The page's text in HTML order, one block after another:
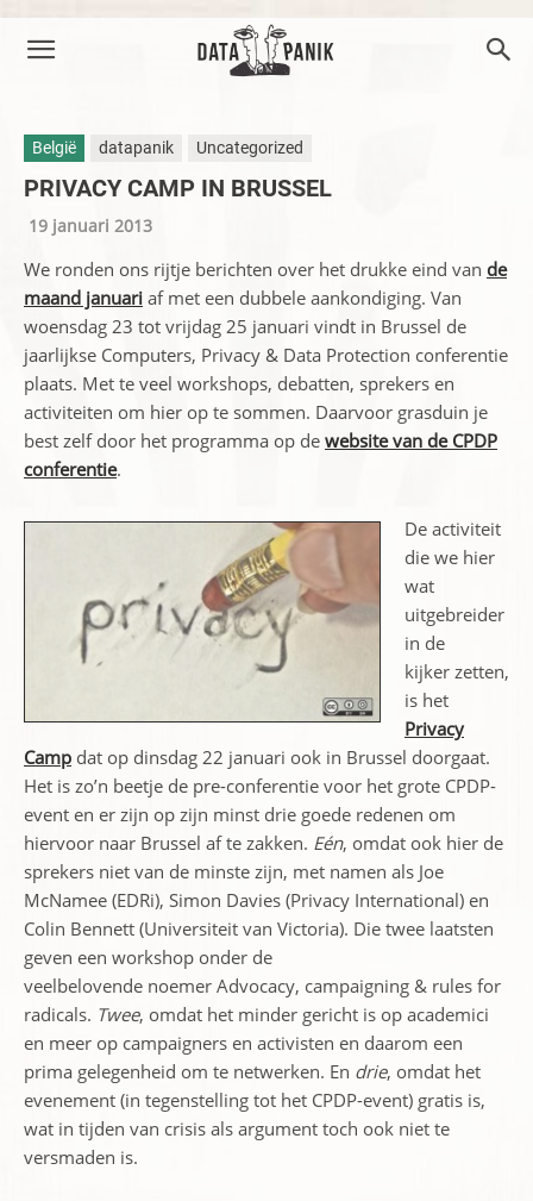
België datapanik Uncategorized
PRIVACY CAMP IN BRUSSEL
19 januari 2013
We ronden ons rijtje berichten over het drukke eind van de
maand januari af met een dubbele aankondiging. Van
woensdag 23 tot vrijdag 25 januari vindt in Brussel de
jaarlijkse Computers, Privacy & Data Protection conferentie
plaats. Met te veel workshops, debatten, sprekers en
activiteiten om hier op te sommen. Daarvoor grasduin je
best zelf door het programma op de website van de CPDP
conferentie.
De activiteit
die we hier
wat
uitgebreider
in de
kijker zetten,
is het
Privacy
Camp dat op dinsdag 22 januari ook in Brussel doorgaat.
Het is zo’n beetje de pre-conferentie voor het grote CPDP-
event en er zijn op zijn minst drie goede redenen om
hiervoor naar Brussel af te zakken. Eén, omdat ook hier de
sprekers niet van de minste zijn, met namen als Joe
McNamee (EDRi), Simon Davies (Privacy International) en
Colin Bennett (Universiteit van Victoria). Die twee laatsten
geven een workshop onder de
veelbelovende noemer Advocacy, campaigning & rules for
radicals. Twee, omdat het minder gericht is op academici
en meer op campaigners en activisten en daarom een
prima gelegenheid om te netwerken. En drie, omdat het
evenement (in tegenstelling tot het CPDP-event) gratis is,
wat in tijden van crisis als argument toch ook niet te
versmaden is.